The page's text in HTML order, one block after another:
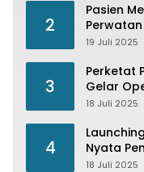
2
Pasien
di
19 Juli 2025
3
Perketat
Gelar
18 Juli 2025
4
Nyata
Beras
18 Juli 2025